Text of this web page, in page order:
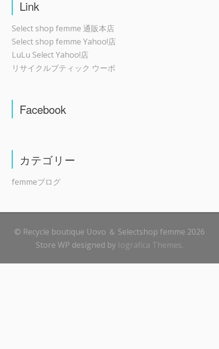
Link
Select shop femme 通販本店
Select shop femme Yahoo!店
LuLu Select Yahoo!店
リサイクルブティック ウーボ
Facebook
カテゴリー
femmeブログ
© Recycle boutique Uovo ＆ Selectshop femme 2026
Store WP designed by Iografica Themes.